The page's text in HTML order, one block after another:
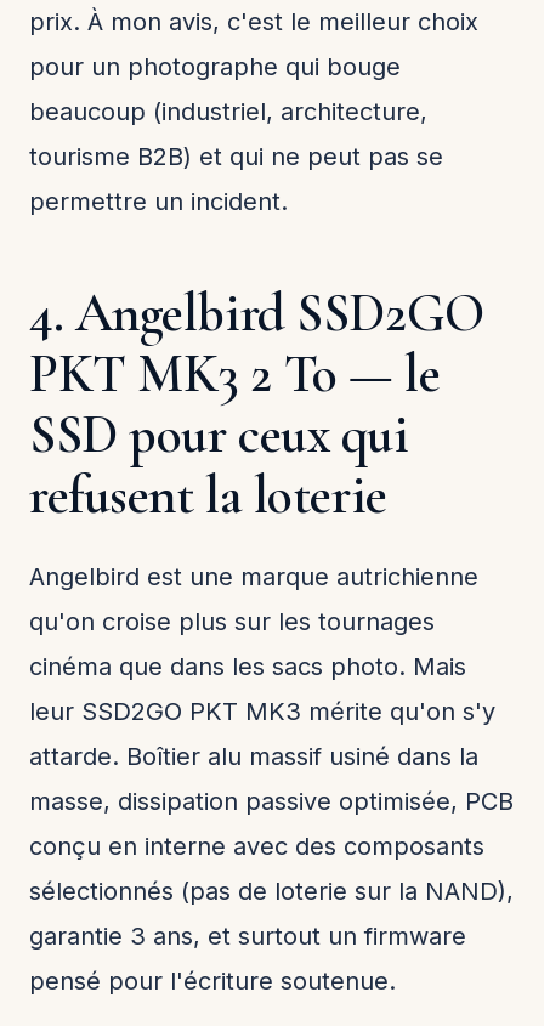
prix. À mon avis, c'est le meilleur choix
pour un photographe qui bouge
beaucoup (industriel, architecture,
tourisme B2B) et qui ne peut pas se
permettre un incident.
4. Angelbird SSD2GO
PKT MK3 2 To — le
SSD pour ceux qui
refusent la loterie
Angelbird est une marque autrichienne
qu'on croise plus sur les tournages
cinéma que dans les sacs photo. Mais
leur SSD2GO PKT MK3 mérite qu'on s'y
attarde. Boîtier alu massif usiné dans la
masse, dissipation passive optimisée, PCB
conçu en interne avec des composants
sélectionnés (pas de loterie sur la NAND),
garantie 3 ans, et surtout un firmware
pensé pour l'écriture soutenue.